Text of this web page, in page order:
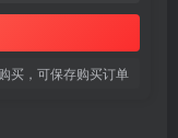
买，可保存购买订单